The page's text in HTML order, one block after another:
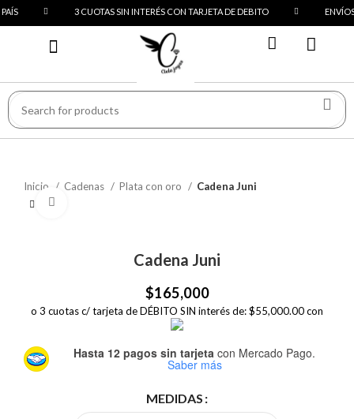
3 CUOTAS SIN INTERÉS CON TARJETA DE DEBITO ENVÍOS
Inicio Cadenas Plata con oro Cadena Juni
Cadena Juni
$165,000
o 3 cuotas c/ tarjeta de DÉBITO SIN interés de: $55,000.00 con
Hasta 12 pagos sin tarjeta con Mercado Pago.
Saber más
MEDIDAS